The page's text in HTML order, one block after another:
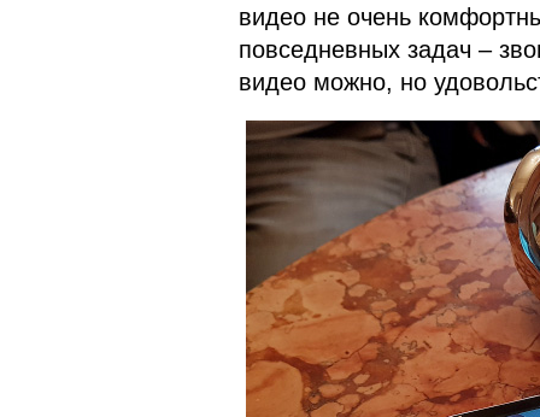
видео не очень
повседневных задач –
видео можно, но